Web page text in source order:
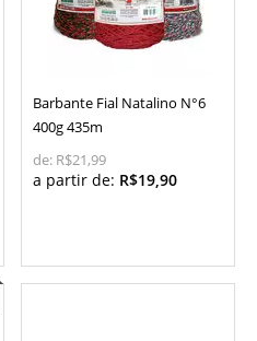
Barbante Fial Natalino N°6
400g 435m
de: R$21,99
a partir de: R$19,90